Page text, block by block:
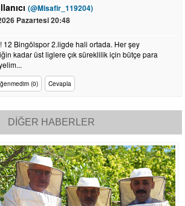
(@Misafir_119204)
Pazartesi 20:48
12 Bingölspor 2.ligde hali ortada. Her şey
kadar üst liglere çık süreklilik için bütçe para
(0) Cevapla
DİĞER HABERLER